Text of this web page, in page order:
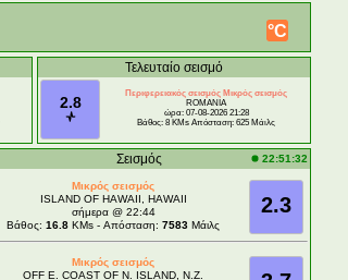
°C
Τελευταίο σεισμό
2.8
Περιφερειακός σεισμός Μικρός σεισμός
ROMANIA
ώρα: 07-08-2026 21:28
Βάθος: 8 KMs Απόσταση: 625 Μάιλς
Σεισμός 22:51:32
2.3
Μικρός σεισμός
ISLAND OF HAWAII, HAWAII
σήμερα @ 22:44
Βάθος: 16.8 KMs - Απόσταση: 7583 Μάιλς
Μικρός σεισμός
OFF E. COAST OF N. ISLAND, N.Z.